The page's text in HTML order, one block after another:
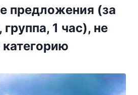
предложения (за
1 час), не